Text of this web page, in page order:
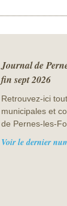
Journal de
fin sept 2026
Retrouvez-ici
municipales et
de Pernes-les-
Voir le dernier